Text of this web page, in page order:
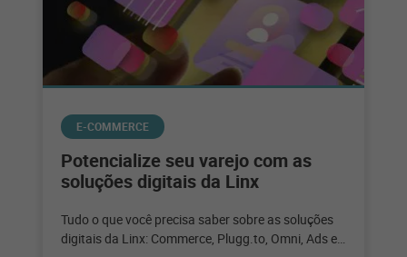
E-COMMERCE
Potencialize seu varejo com as
soluções digitais da Linx
Tudo o que você precisa saber sobre as soluções
digitais da Linx: Commerce, Plugg.to, Omni, Ads e